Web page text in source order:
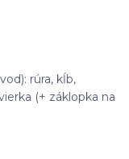
rúra, kĺb,
(+ záklopka na